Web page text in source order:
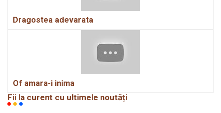
Dragostea adevarata
Of amara-i inima
Fii la curent cu ultimele noutăți